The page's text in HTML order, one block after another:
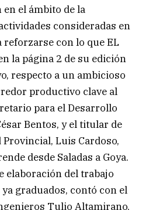
el ámbito de la
consideradas en
reforzarse con lo que EL
la página 2 de su edición
respecto a un ambicioso
productivo clave al
para el Desarrollo
Bentos, y el titular de
Luis Cardoso,
desde Saladas a Goya.
elaboración del trabajo
graduados, contó con el
Tulio Altamirano,